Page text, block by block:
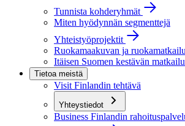
Tunnista kohderyhmät
Miten hyödynnän segmenttejä
Yhteistyöprojektit
Ruokamaakuvan ja
Itäisen Suomen kestävän
Tietoa meistä
Visit Finlandin tehtävä
Yhteystiedot
Business Finlandin